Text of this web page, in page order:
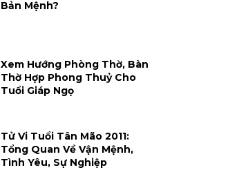
Bản Mệnh?
Xem Hướng Phòng Thờ, Bàn
Thờ Hợp Phong Thuỷ Cho
Tuổi Giáp Ngọ
Tử Vi Tuổi Tân Mão 2011:
Tổng Quan Về Vận Mệnh,
Tình Yêu, Sự Nghiệp